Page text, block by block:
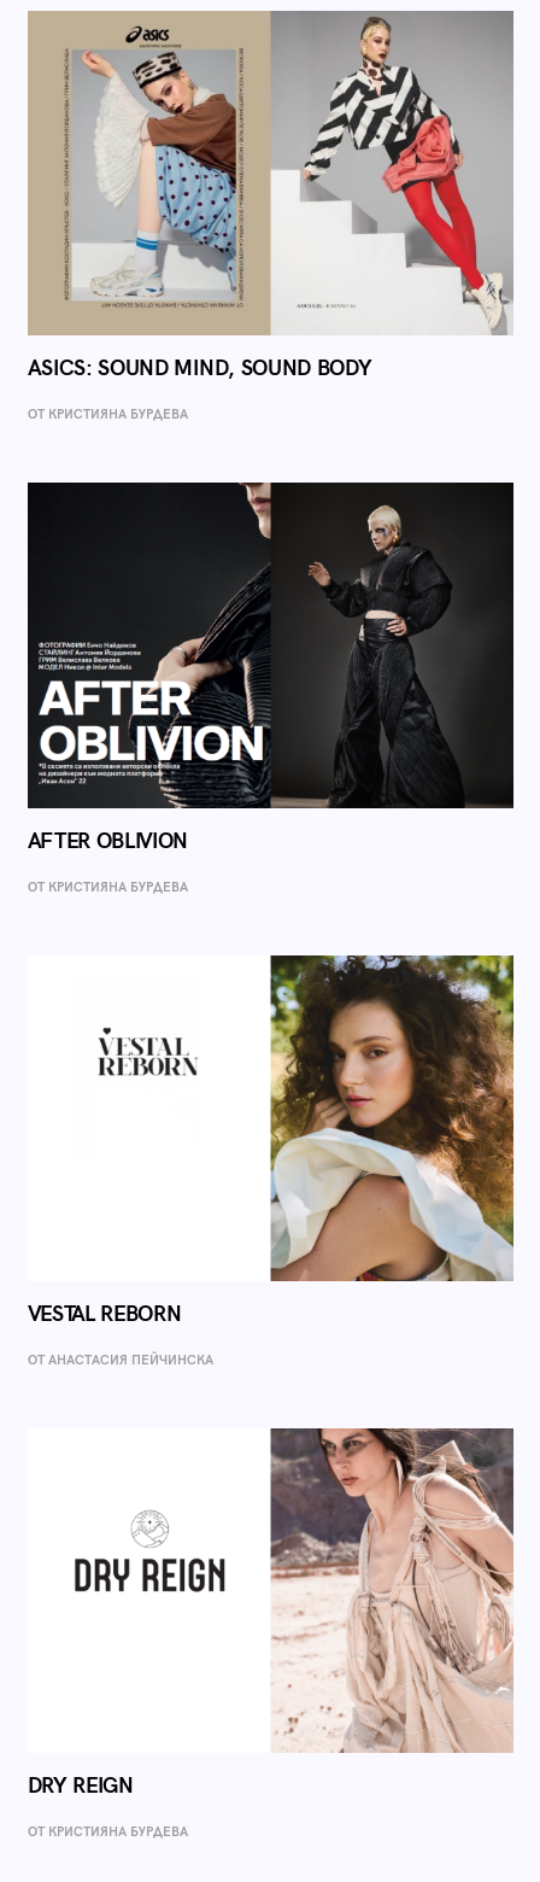
ASICS: SOUND MIND, SOUND BODY
ОТ КРИСТИЯНА БУРДЕВА
AFTER OBLIVION
ОТ КРИСТИЯНА БУРДЕВА
VESTAL REBORN
ОТ AНАСТАСИЯ ПЕЙЧИНСКА
DRY REIGN
ОТ КРИСТИЯНА БУРДЕВА